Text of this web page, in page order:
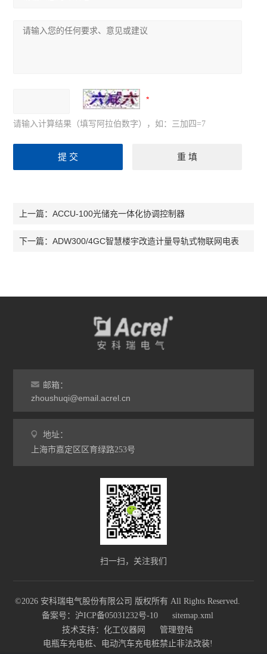
请输入计算结果（填写阿拉伯数字），如：三加四=7
上一篇：ACCU-100光储充一体化协调控制器
下一篇：ADW300/4GC智慧楼宇改造计量导轨式物联网电表
邮箱：
zhoushuqi@email.acrel.cn
地址：
上海市嘉定区区育绿路253号
扫一扫，关注我们
©2026 安科瑞电气股份有限公司 版权所有 All Rights Reserved.
备案号：沪ICP备05031232号-10
sitemap.xml
技术支持： 化工仪器网
管理登陆
电瓶车充电桩、电动汽车充电桩禁止非法改装!